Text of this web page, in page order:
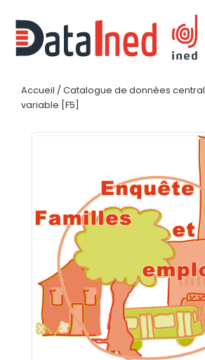
Accueil / Catalogue de données central
variable [F5]